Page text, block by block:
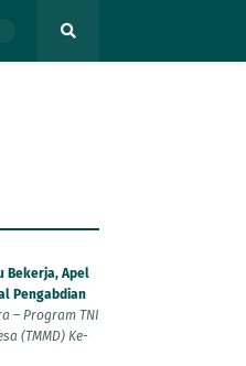
Bekerja, Apel
Pengabdian
– Program TNI
(TMMD) Ke-